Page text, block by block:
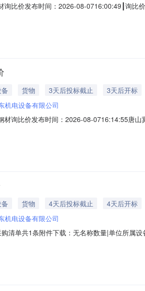
询比价发布时间：2026-08-0716:00:49┃询
报邮箱：jdgsywjd@163.com
货物 3天后投标截止
3天后开标
机电设备有限公司
询比价发布时间：2026-08-0716:14:55唐
采购类别：辅助材料┃供应商报价
货物 4天后投标截止
4天后开标
机电设备有限公司
清单共1条附件下载：无名称数量|单位所属
东机电设备有限公司报名截止时间：2026-